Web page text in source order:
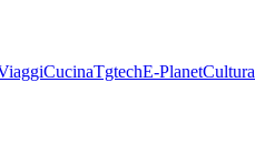
CucinaTgtechE-PlanetCultura